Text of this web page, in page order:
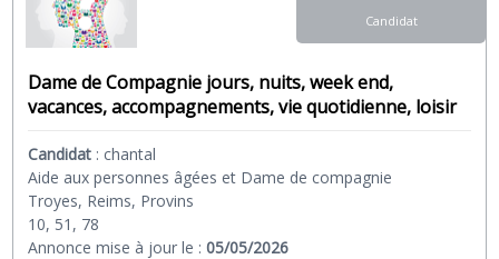
Dame de Compagnie jours, nuits, week end,
vacances, accompagnements, vie quotidienne, loisir
Candidat : chantal
Aide aux personnes âgées et Dame de compagnie
Troyes, Reims, Provins
10, 51, 78
Annonce mise à jour le :05/05/2026
Candidat